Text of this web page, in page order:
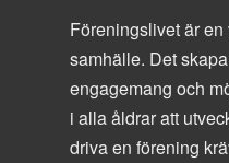
Föreningslivet är
samhälle. Det
engagemang och
i alla åldrar att
driva en förening